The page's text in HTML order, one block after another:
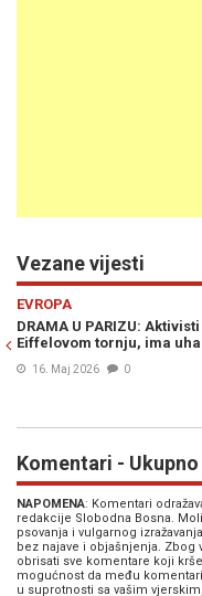
Vezane vijesti
na
Zapad
Komentari - Ukupno
NAPOMENA: Komentari
redakcije Slobodna Bosna.
psovanja i vulgarnog
bez najave i objašnjenja.
obrisati sve komentare koji
mogućnost da među
u suprotnosti sa vašim